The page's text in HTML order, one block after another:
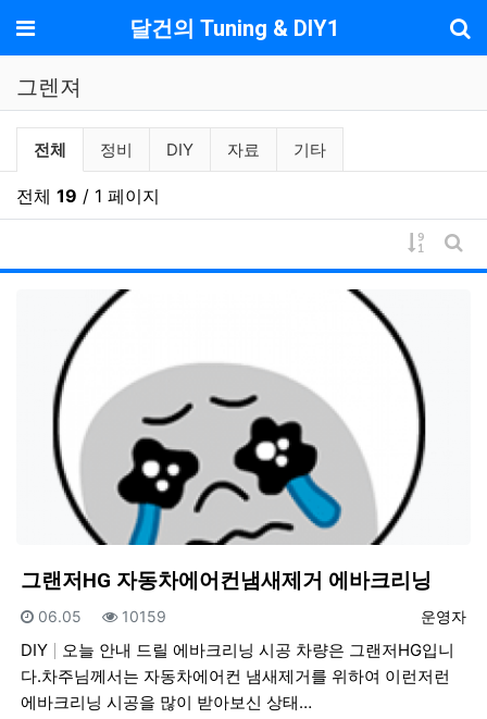
메뉴 달건의 Tuning & DIY1
그렌져
그렌져 분류 목록
전체 정비 DIY 자료 기타
전체 19 / 1 페이지
게시물
게
그랜저HG 자동차에어컨냄새제거 에바크리닝
등록자
운영자
등록일
06.05 조회
10159
DIY
오늘 안내 드릴 에바크리닝 시공 차량은 그랜저HG입니
다.차주님께서는 자동차에어컨 냄새제거를 위하여 이런저런
에바크리닝 시공을 많이 받아보신 상태…